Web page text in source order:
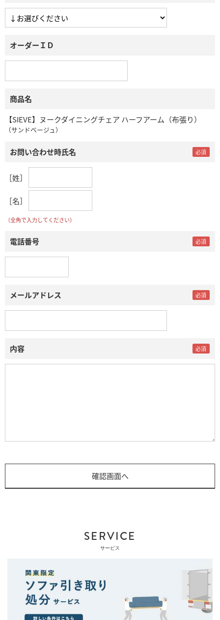
オーダーＩＤ
商品名
【SIEVE】ヌークダイニングチェア ハーフアーム（布張り）
（サンドベージュ）
お問い合わせ時氏名
［姓］
［名］
（全角で入力してください）
電話番号
メールアドレス
内容
SERVICE
サービス